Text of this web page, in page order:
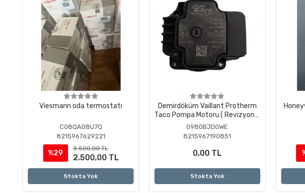
Viesmann oda termostatı
C08QA08U7Q
8215967629221
%29
3.500,00 TL
2.500,00 TL
Stokta Yok
Demirdöküm Vaillant Protherm
Taco Pompa Motoru ( Revizyonlu
)
0980BJD0WE
8215967190851
0,00 TL
Stokta Yok